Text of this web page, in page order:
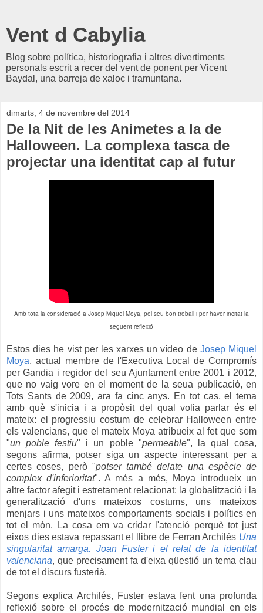
Vent d Cabylia
Blog sobre política, historiografia i altres divertiments
personals escrit a recer del vent de ponent per Vicent
Baydal, una barreja de xaloc i tramuntana.
dimarts, 4 de novembre del 2014
De la Nit de les Animetes a la de
Halloween. La complexa tasca de
projectar una identitat cap al futur
Amb tota la consideració a Josep Miquel Moya, pel seu bon treball i per haver incitat la
següent reflexió
Estos dies he vist per les xarxes un vídeo de Josep Miquel
Moya, actual membre de l'Executiva Local de Compromís
per Gandia i regidor del seu Ajuntament entre 2001 i 2012,
que no vaig vore en el moment de la seua publicació, en
Tots Sants de 2009, ara fa cinc anys. En tot cas, el tema
amb què s'inicia i a propòsit del qual volia parlar és el
mateix: el progressiu costum de celebrar Halloween entre
els valencians, que el mateix Moya atribueix al fet que som
"un poble festiu" i un poble "permeable", la qual cosa,
segons afirma, potser siga un aspecte interessant per a
certes coses, però "potser també delate una espècie de
complex d'inferioritat". A més a més, Moya introdueix un
altre factor afegit i estretament relacionat: la globalització i la
generalització d'uns mateixos costums, uns mateixos
menjars i uns mateixos comportaments socials i polítics en
tot el món. La cosa em va cridar l'atenció perquè tot just
eixos dies estava repassant el llibre de Ferran Archilés Una
singularitat amarga. Joan Fuster i el relat de la identitat
valenciana, que precisament fa d'eixa qüestió un tema clau
de tot el discurs fusterià.
Segons explica Archilés, Fuster estava fent una profunda
reflexió sobre el procés de modernització mundial en els